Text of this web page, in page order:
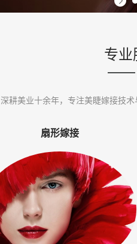
专业
深耕美业十余年，专注美睫嫁接技
扇形嫁接